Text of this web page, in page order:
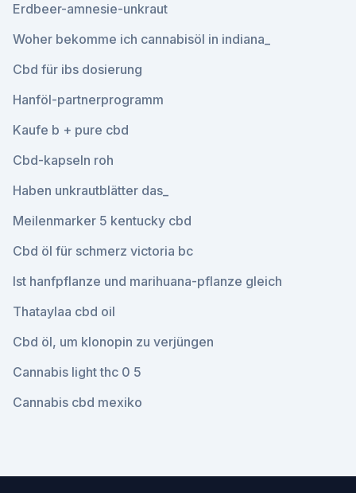
Erdbeer-amnesie-unkraut
Woher bekomme ich cannabisöl in indiana_
Cbd für ibs dosierung
Hanföl-partnerprogramm
Kaufe b + pure cbd
Cbd-kapseln roh
Haben unkrautblätter das_
Meilenmarker 5 kentucky cbd
Cbd öl für schmerz victoria bc
Ist hanfpflanze und marihuana-pflanze gleich
Thataylaa cbd oil
Cbd öl, um klonopin zu verjüngen
Cannabis light thc 0 5
Cannabis cbd mexiko